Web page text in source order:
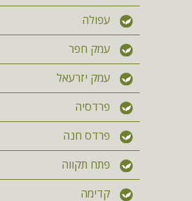
עפולה
עמק חפר
עמק יזרעאל
פרדסיה
פרדס חנה
פתח תקווה
קדימה